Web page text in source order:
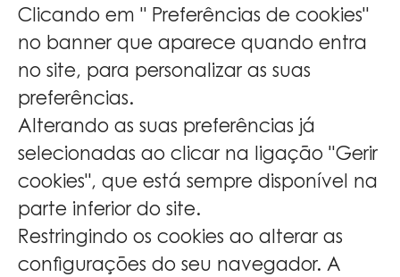
Clicando em " Preferências de cookies"
no banner que aparece quando entra
no site, para personalizar as suas
preferências.
Alterando as suas preferências já
selecionadas ao clicar na ligação "Gerir
cookies", que está sempre disponível na
parte inferior do site.
Restringindo os cookies ao alterar as
configurações do seu navegador. A